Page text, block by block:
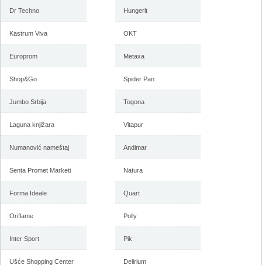
Dr Techno
Kastrum Viva
Europrom
Shop&Go
Jumbo Srbija
Laguna knjižara
Numanović nameštaj
Senta Promet Marketi
Forma Ideale
Oriflame
Inter Sport
Ušće Shopping Center
Hungerit
OKT
Metaxa
Spider Pan
Togona
Vitapur
Andimar
Natura
Quart
Polly
Pik
Delirium